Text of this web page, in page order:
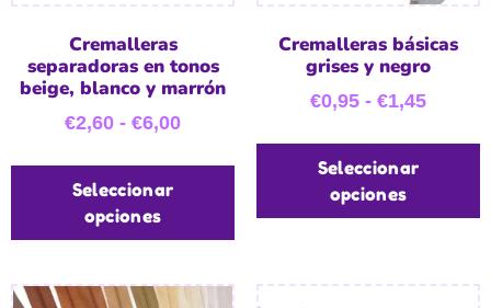
Cremalleras
separadoras en tonos
beige, blanco y marrón
€2,60 - €6,00
Seleccionar
opciones
Cremalleras básicas
grises y negro
€0,95 - €1,45
Seleccionar
opciones